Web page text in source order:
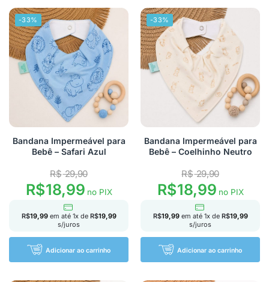
-33%
Bandana Impermeável para
Bebê – Safari Azul
R$29,90
R$18,99no PIX
R$19,99 em até 1x de R$19,99
s/juros
Adicionar ao carrinho
-33%
Bandana Impermeável para
Bebê – Coelhinho Neutro
R$29,90
R$18,99no PIX
R$19,99 em até 1x de R$19,99
s/juros
Adicionar ao carrinho